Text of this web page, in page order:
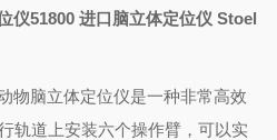
仪51800 进口脑立体定位仪 Stoel
物脑立体定位仪是一种非常高效
轨道上安装六个操作臂，可以实